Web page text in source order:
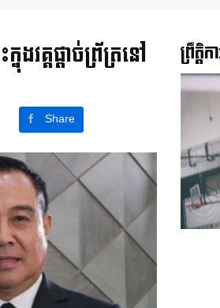
គ្គផ្ដាច់ព្រ័ត្រនៅ
Share
ព្រឹត្តិ